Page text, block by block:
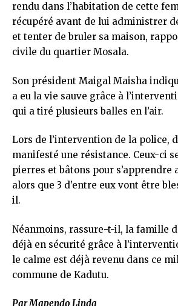
rendu dans l’habitation de cette
récupéré avant de lui administrer
et tenter de bruler sa maison,
civile du quartier Mosala.
Son président Maigal Maisha
a eu la vie sauve grâce à
qui a tiré plusieurs balles en l’air.
Lors de l’intervention de la police,
manifesté une résistance. Ceux-ci
pierres et bâtons pour s’apprendre
alors que 3 d’entre eux vont être
il.
Néanmoins, rassure-t-il, la famille
déjà en sécurité grâce à
le calme est déjà revenu dans ce
commune de Kadutu.
Par Mapendo Linda